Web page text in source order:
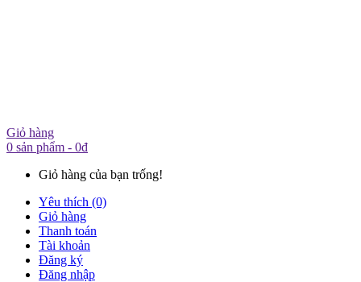
Giỏ hàng
0 sản phẩm - 0đ
Giỏ hàng của bạn trống!
Yêu thích (0)
Giỏ hàng
Thanh toán
Tài khoản
Đăng ký
Đăng nhập